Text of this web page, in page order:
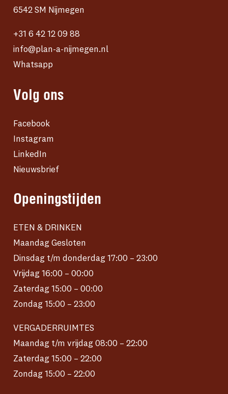
6542 SM Nijmegen
+31 6 42 12 09 88
info@plan-a-nijmegen.nl
Whatsapp
Volg ons
Facebook
Instagram
LinkedIn
Nieuwsbrief
Openingstijden
ETEN & DRINKEN
Maandag Gesloten
Dinsdag t/m donderdag 17:00 – 23:00
Vrijdag 16:00 – 00:00
Zaterdag 15:00 – 00:00
Zondag 15:00 – 23:00
VERGADERRUIMTES
Maandag t/m vrijdag 08:00 – 22:00
Zaterdag 15:00 – 22:00
Zondag 15:00 – 22:00